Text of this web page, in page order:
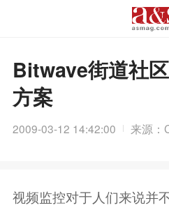
Bitwave街道社
方案
2009-03-12 14:42:00 来源：
视频监控对于人们来说并